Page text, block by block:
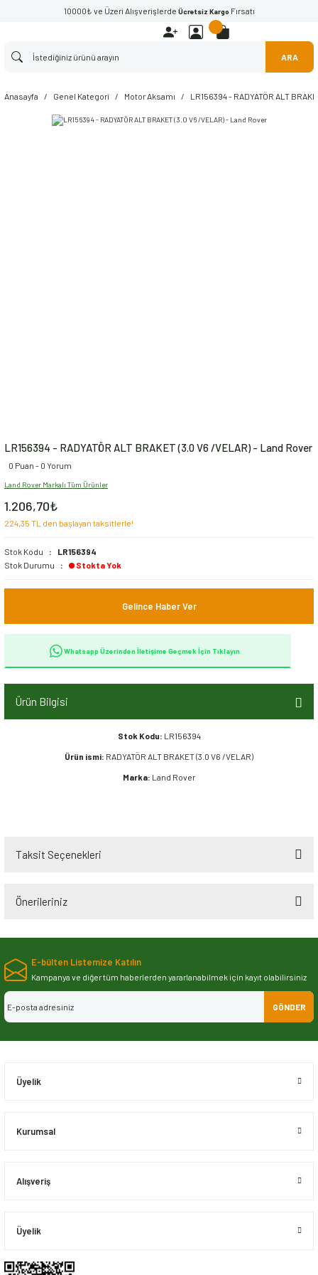
10000₺ ve Üzeri Alışverişlerde Ücretsiz Kargo Fırsatı
ARA
Anasayfa Genel Kategori Motor Aksamı LR156394 - RADYATÖR ALT
LR156394 - RADYATÖR ALT BRAKET (3.0 V6 /VELAR) - Land Rover
0 Puan - 0 Yorum
Land Rover Markalı Tüm Ürünler
1.206,70₺
224,35 TL den başlayan taksitlerle!
Stok Kodu
LR156394
Stok Durumu
Stokta Yok
Gelince Haber Ver
Whatsapp Üzerinden İletişime Geçmek İçin Tıklayın
Ürün Bilgisi
Stok Kodu: LR156394
Ürün ismi: RADYATÖR ALT BRAKET (3.0 V6 /VELAR)
Marka: Land Rover
Taksit Seçenekleri
Önerileriniz
Bu ürünün fiyat bilgisi, resim, ürün açıklamalarında ve diğer konularda
iletebilirsiniz.
Görüş ve önerileriniz için teşekkür ederiz.
Ürün resmi kalitesiz, bozuk veya görüntülenemiyor.
E-bülten Listemize Katılın
Kampanya ve diğer tüm haberlerden yararlanabilmek için kayıt olabilirsiniz
GÖNDER
Üyelik
Kurumsal
Alışveriş
Üyelik